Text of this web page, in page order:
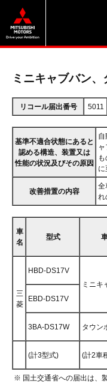
ミニキャブバン
リコール届出番号 5011
基準不適合状態にあると
認める構造、装置又は
性能の状況及びその原因
に
改善措置の内容
全
れ
車
名
型式
三
菱
HBD-DS17V
ミニキ
EBD-DS17V
3BA-DS17W タウン
(計3型式) (計2車
※ 国土交通省への届出は、